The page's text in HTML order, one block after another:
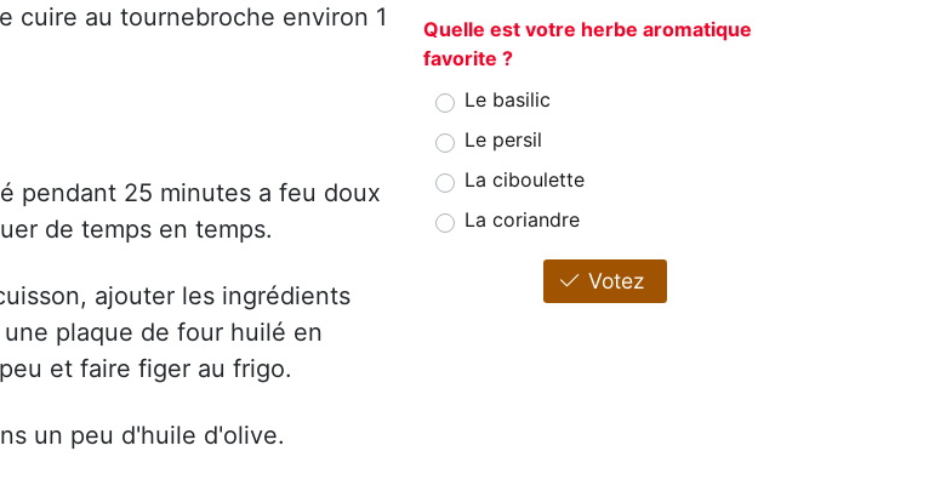
cuire au tournebroche environ 1
pendant 25 minutes a feu doux
de temps en temps.
ajouter les ingrédients
plaque de four huilé en
et faire figer au frigo.
un peu d'huile d'olive.
Quelle est votre herbe aromatique
favorite ?
Le basilic
Le persil
La ciboulette
La coriandre
Votez